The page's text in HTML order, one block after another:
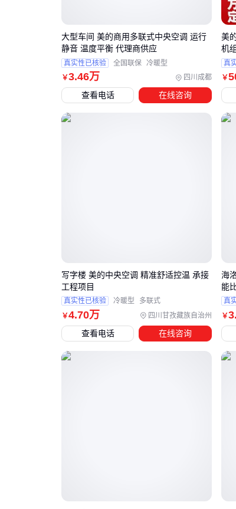
￥3.46万 四川成都
大型车间 美的商用多联式中央空调 运行
静音 温度平衡 代理商供应
真实性已核验 全国联保 冷暖型
查看电话 在线咨询
￥
美
机
真
￥4.70万 四川甘孜藏族自治州
写字楼 美的中央空调 精准舒适控温 承接
工程项目
真实性已核验 冷暖型 多联式
查看电话 在线咨询
￥3
海
能
真